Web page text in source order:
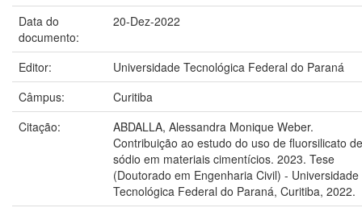
Data do
documento:
20-Dez-2022
Editor:
Universidade Tecnológica Federal do Paraná
Câmpus:
Curitiba
Citação:
ABDALLA, Alessandra Monique Weber.
Contribuição ao estudo do uso de fluorsilicato de
sódio em materiais cimentícios. 2023. Tese
(Doutorado em Engenharia Civil) - Universidade
Tecnológica Federal do Paraná, Curitiba, 2022.